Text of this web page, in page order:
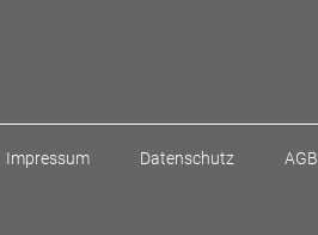
Impressum Datenschutz AGB